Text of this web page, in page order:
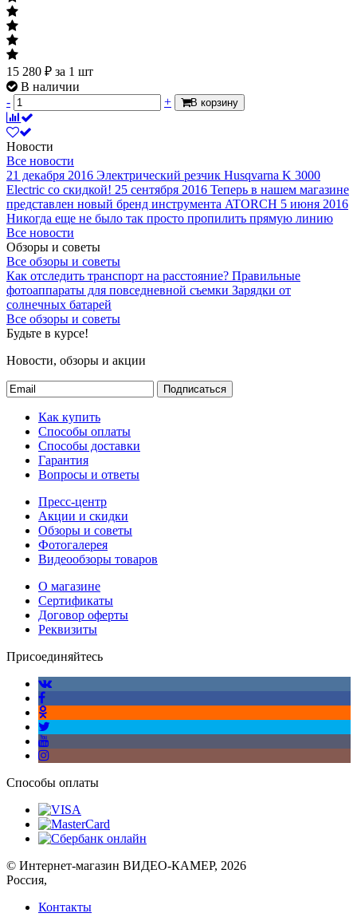
15 280 ₽ за 1 шт
В наличии
-
+ В корзину
Новости
Все новости
21 декабря 2016 Электрический резчик Husqvarna K 3000
Electric со скидкой! 25 сентября 2016 Теперь в нашем магазине
представлен новый бренд инструмента ATORCH 5 июня 2016
Никогда еще не было так просто пропилить прямую линию
Все новости
Обзоры и советы
Все обзоры и советы
Как отследить транспорт на расстояние? Правильные
фотоаппараты для повседневной съемки Зарядки от
солнечных батарей
Все обзоры и советы
Будьте в курсе!
Новости, обзоры и акции
Подписаться
Как купить
Способы оплаты
Способы доставки
Гарантия
Вопросы и ответы
Пресс-центр
Акции и скидки
Обзоры и советы
Фотогалерея
Видеообзоры товаров
О магазине
Сертификаты
Договор оферты
Реквизиты
Присоединяйтесь
Способы оплаты
© Интернет-магазин ВИДЕО-КАМЕР, 2026
Россия,
Контакты